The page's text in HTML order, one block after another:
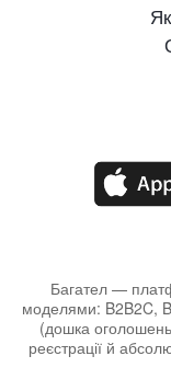
Багател —
моделями: B2B2C,
(дошка
реєстрації й